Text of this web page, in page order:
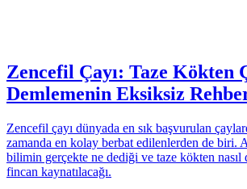
Zencefil Çayı: Taze Kökten
Demlemenin Eksiksiz
Zencefil çayı dünyada en sık başvurulan
zamanda en kolay berbat edilenlerden de biri.
bilimin gerçekte ne dediği ve taze kökten nasıl
fincan kaynatılacağı.